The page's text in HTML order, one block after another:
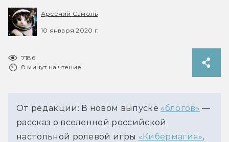
Арсений Самоль
10 января 2020 г.
7186
8 минут на чтение
От редакции: В новом выпуске «блогов» —
рассказ о вселенной российской
настольной ролевой игры «Кибермагия»,